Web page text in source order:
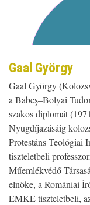
Gaal György
Gaal György
a Babeş–Bolyai
szakos diplomát
Nyugdíjazásáig
Protestáns Teológiai
tiszteletbeli
Műemlékvédő
elnöke, a Romániai
EMKE tiszteletbeli,